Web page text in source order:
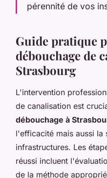
pérennité de vos
Guide pratique
débouchage de
Strasbourg
L'intervention
de canalisation est
débouchage à
l'efficacité mais aussi la
infrastructures. Les
réussi incluent
de la méthode